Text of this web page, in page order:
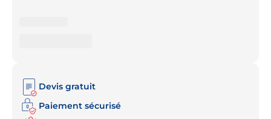
Devis gratuit
Paiement sécurisé